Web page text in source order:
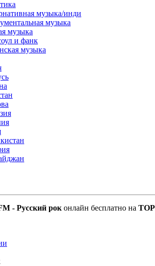
музыка/инди
музыка
музыка
и фанк
музыка
- Русский рок онлайн бесплатно на